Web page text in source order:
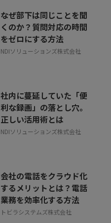
なぜ部下は同じことを聞
くのか？質問対応の時間
をゼロにする方法
NDIソリューションズ株式会社
社内に蔓延していた「便
利な録画」の落とし穴。
正しい活用術とは
NDIソリューションズ株式会社
会社の電話をクラウド化
するメリットとは？電話
業務を効率化する方法
トビラシステムズ株式会社